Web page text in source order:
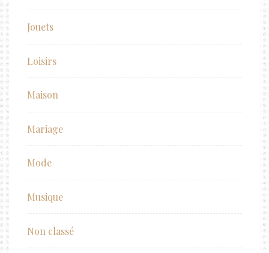
Jouets
Loisirs
Maison
Mariage
Mode
Musique
Non classé